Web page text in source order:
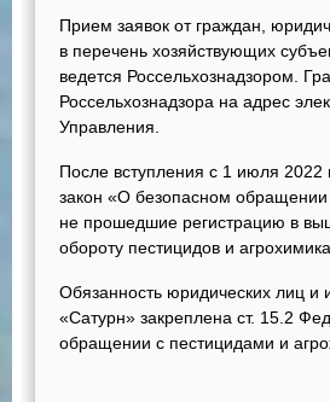
Прием заявок от граждан,
в перечень хозяйствующих
ведется Россельхознадзором.
Россельхознадзора на адрес
Управления.
После вступления с 1 июля
закон «О безопасном
не прошедшие регистрацию в
обороту пестицидов и
Обязанность юридических лиц и
«Сатурн» закреплена ст. 15.2
обращении с пестицидами и